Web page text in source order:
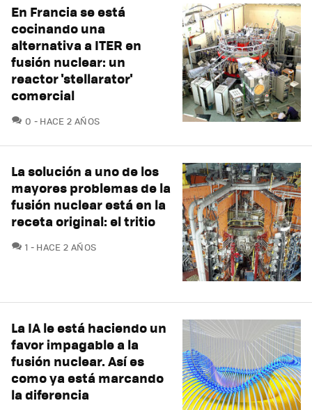
En Francia se está
cocinando una
alternativa a ITER en
fusión nuclear: un
reactor 'stellarator'
comercial
0 COMENTARIOS
HACE 2 AÑOS
La solución a uno de los
mayores problemas de la
fusión nuclear está en la
receta original: el tritio
1 COMENTARIOS
HACE 2 AÑOS
La IA le está haciendo un
favor impagable a la
fusión nuclear. Así es
como ya está marcando
la diferencia